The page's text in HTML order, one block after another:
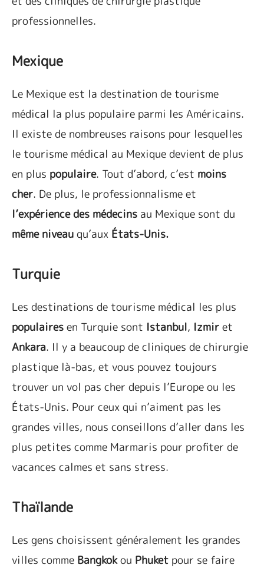
professionnelles.
Mexique
Le Mexique est la destination de tourisme
médical la plus populaire parmi les Américains.
Il existe de nombreuses raisons pour lesquelles
le tourisme médical au Mexique devient de plus
en plus populaire. Tout d’abord, c’est moins
cher. De plus, le professionnalisme et
l’expérience des médecins au Mexique sont du
même niveau qu’aux États-Unis.
Turquie
Les destinations de tourisme médical les plus
populaires en Turquie sont Istanbul, Izmir et
Ankara. Il y a beaucoup de cliniques de chirurgie
plastique là-bas, et vous pouvez toujours
trouver un vol pas cher depuis l’Europe ou les
États-Unis. Pour ceux qui n’aiment pas les
grandes villes, nous conseillons d’aller dans les
plus petites comme Marmaris pour profiter de
vacances calmes et sans stress.
Thaïlande
Les gens choisissent généralement les grandes
villes comme Bangkokou Phuket pour se faire